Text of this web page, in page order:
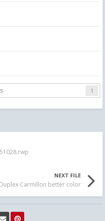
1
NEXT FILE
Carmillon better color